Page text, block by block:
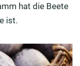
hat die Beete
ist.